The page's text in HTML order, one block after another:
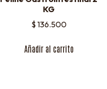
KG
$ 136.500
Añadir al carrito